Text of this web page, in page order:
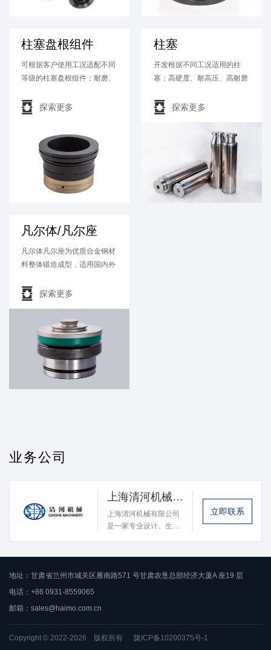
柱塞盘根组件
可根据客户使用工况适配不同
等级的柱塞盘根组件；耐磨、
 探索更多
柱塞
开发根据不同工况适用的柱
塞；高硬度、耐高压、高耐磨
 探索更多
凡尔体/凡尔座
凡尔体凡尔座为优质合金钢材
料整体锻造成型，适用国内外
 探索更多
业务公司
上海清河机械有限公司
上海清河机械有限公司
是一家专业设计、生产
帮助客户降本增效，提
立即联系
地址：甘肃省兰州市城关区雁南路571 号甘肃农垦总部经济大厦A 座19 层
电话：+86 0931-8559065
邮箱： sales@haimo.com.cn
Copyright © 2022-2026 版权所有 陇ICP备10200375号-1